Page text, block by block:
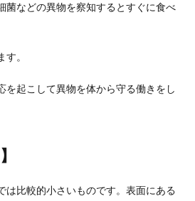
菌などの異物を察知するとすぐに食べ
。
を起こして異物を体から守る働きをし
は比較的小さいものです。表面にある